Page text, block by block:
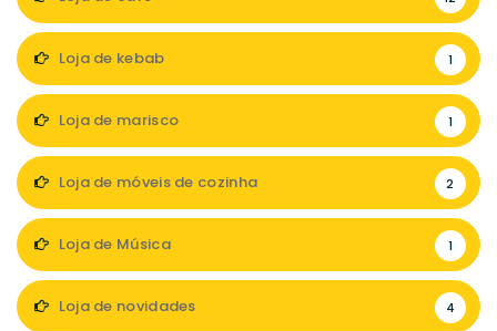
Loja de kebab 1
Loja de marisco 1
Loja de móveis de cozinha 2
Loja de Música 1
Loja de novidades 4